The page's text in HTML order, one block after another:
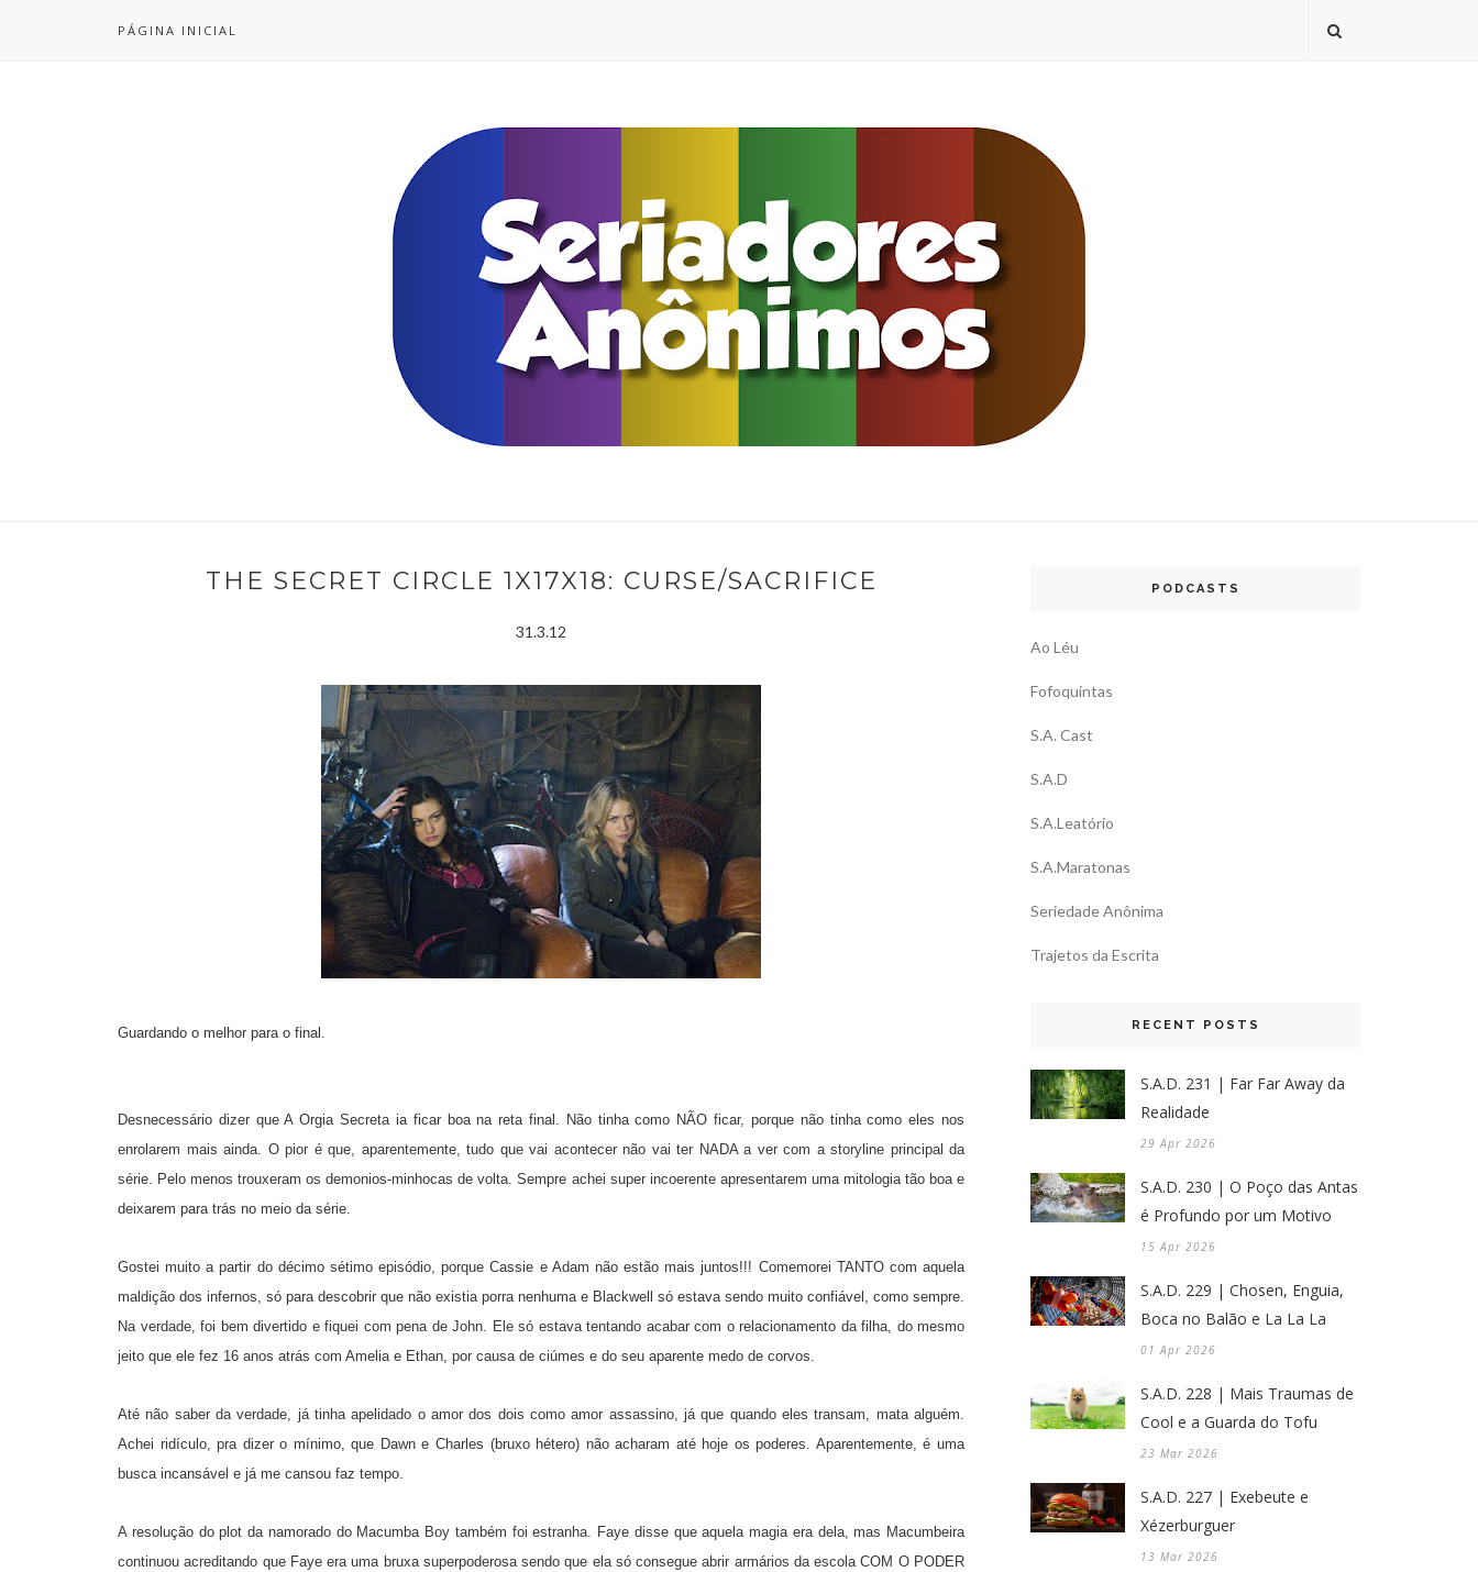
PÁGINA INICIAL
THE SECRET CIRCLE 1X17X18: CURSE/SACRIFICE
31.3.12
Guardando o melhor para o final.
Desnecessário dizer que A Orgia Secreta ia ficar boa na reta final. Não tinha como NÃO ficar, porque não tinha como eles nos
enrolarem mais ainda. O pior é que, aparentemente, tudo que vai acontecer não vai ter NADA a ver com a storyline principal da
série. Pelo menos trouxeram os demonios-minhocas de volta. Sempre achei super incoerente apresentarem uma mitologia tão boa e
deixarem para trás no meio da série.
Gostei muito a partir do décimo sétimo episódio, porque Cassie e Adam não estão mais juntos!!! Comemorei TANTO com aquela
maldição dos infernos, só para descobrir que não existia porra nenhuma e Blackwell só estava sendo muito confiável, como sempre.
Na verdade, foi bem divertido e fiquei com pena de John. Ele só estava tentando acabar com o relacionamento da filha, do mesmo
jeito que ele fez 16 anos atrás com Amelia e Ethan, por causa de ciúmes e do seu aparente medo de corvos.
Até não saber da verdade, já tinha apelidado o amor dos dois como amor assassino, já que quando eles transam, mata alguém.
Achei ridículo, pra dizer o mínimo, que Dawn e Charles (bruxo hétero) não acharam até hoje os poderes. Aparentemente, é uma
busca incansável e já me cansou faz tempo.
A resolução do plot da namorado do Macumba Boy também foi estranha. Faye disse que aquela magia era dela, mas Macumbeira
continuou acreditando que Faye era uma bruxa superpoderosa sendo que ela só consegue abrir armários da escola COM O PODER
PODCASTS
Ao Léu
Fofoquintas
S.A. Cast
S.A.D
S.A.Leatório
S.A.Maratonas
Seriedade Anônima
Trajetos da Escrita
RECENT POSTS
S.A.D. 231 | Far Far Away da
Realidade
29 Apr 2026
S.A.D. 230 | O Poço das Antas
é Profundo por um Motivo
15 Apr 2026
S.A.D. 229 | Chosen, Enguia,
Boca no Balão e La La La
01 Apr 2026
S.A.D. 228 | Mais Traumas de
Cool e a Guarda do Tofu
23 Mar 2026
S.A.D. 227 | Exebeute e
Xézerburguer
13 Mar 2026